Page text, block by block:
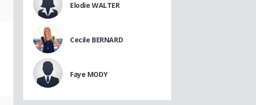
Elodie WALTER
Cecile BERNARD
Faye MODY